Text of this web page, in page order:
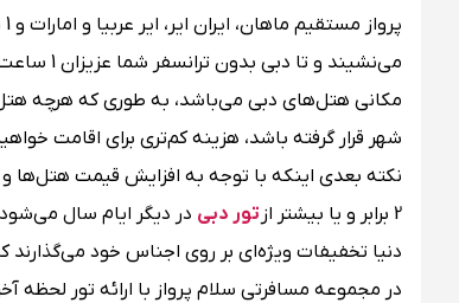
مکانی هتل‌های دبی می‌باشد، به طوری که هرچه
شهر قرار گرفته باشد، هزینه کم‌تری برای اقامت
نکته بعدی اینکه با توجه به افزایش قیمت هتل‌ها و
2 برابر و یا بیشتر از
تور دبی در دیگر ایام‌‌ سال
دنیا تخفیفات ویژه‌ای بر روی اجناس خود می‌گذارند
در مجموعه مسافرتی سلام پرواز با ارائه تور لحظه